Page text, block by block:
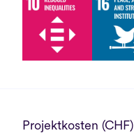
Projektkosten (CHF)